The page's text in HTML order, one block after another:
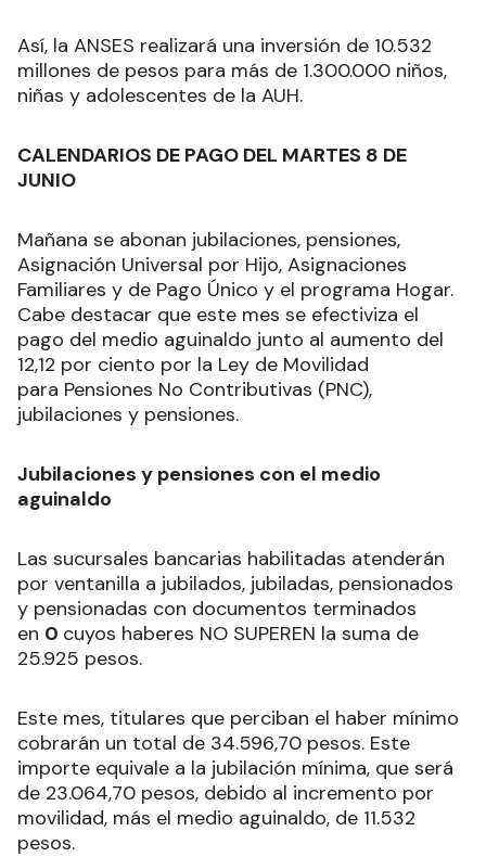
Así, la ANSES realizará una inversión de 10.532
millones de pesos para más de 1.300.000 niños,
niñas y adolescentes de la AUH.
CALENDARIOS DE PAGO DEL MARTES 8 DE
JUNIO
Mañana se abonan jubilaciones, pensiones,
Asignación Universal por Hijo, Asignaciones
Familiares y de Pago Único y el programa Hogar.
Cabe destacar que este mes se efectiviza el
pago del medio aguinaldo junto al aumento del
12,12 por ciento por la Ley de Movilidad
para Pensiones No Contributivas (PNC),
jubilaciones y pensiones.
Jubilaciones y pensiones con el medio
aguinaldo
Las sucursales bancarias habilitadas atenderán
por ventanilla a jubilados, jubiladas, pensionados
y pensionadas con documentos terminados
en 0 cuyos haberes NO SUPEREN la suma de
25.925 pesos.
Este mes, titulares que perciban el haber mínimo
cobrarán un total de 34.596,70 pesos. Este
importe equivale a la jubilación mínima, que será
de 23.064,70 pesos, debido al incremento por
movilidad, más el medio aguinaldo, de 11.532
pesos.